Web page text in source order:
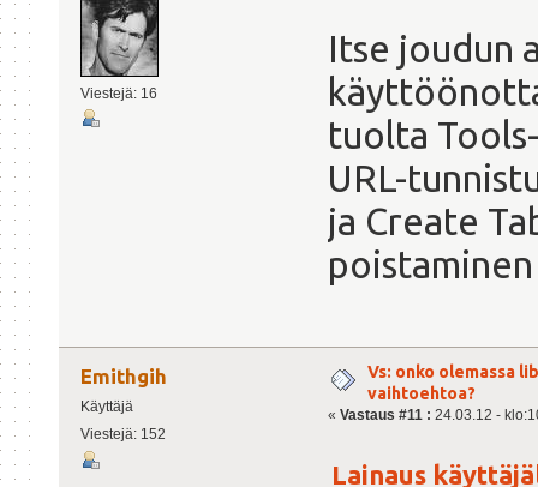
Viestejä: 16
Itse joudun
tuolta
URL-
ja Create
Emithgih
Käyttäjä
Viestejä: 152
Vs: onko olemassa
vaihtoehtoa?
« Vastaus #11 : 24.03.12 -
Lainaus